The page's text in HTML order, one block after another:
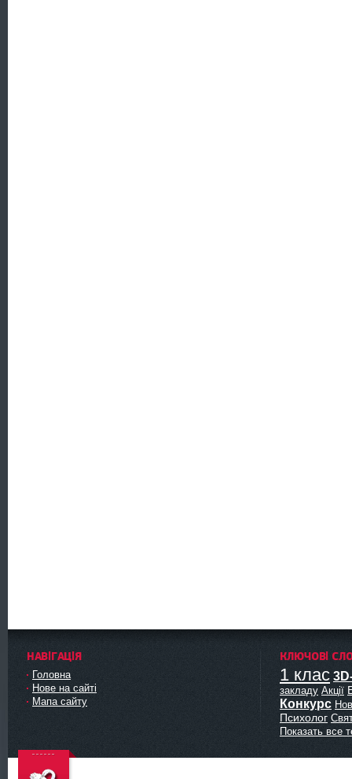
НАВІГАЦІЯ
Головна
Нове на сайті
Мапа сайту
КЛЮЧОВІ
1 клас
закладу Акції
Конкурс
Психолог
Показать все